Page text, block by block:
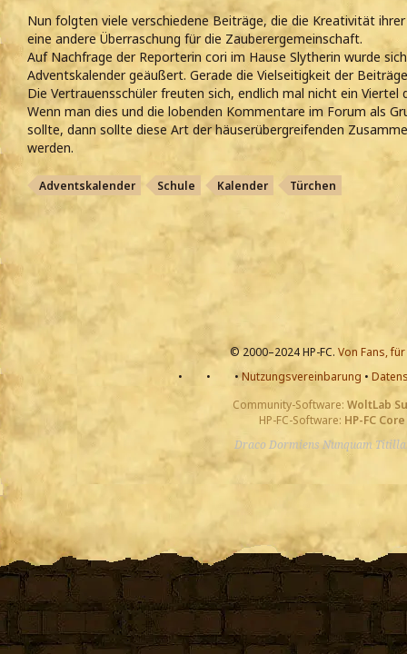
Nun folgten viele verschiedene Beiträge, die die Kreativität
eine andere Überraschung für die Zauberergemeinschaft.
Auf Nachfrage der Reporterin cori im Hause Slytherin wurde
Adventskalender geäußert. Gerade die Vielseitigkeit der
Die Vertrauensschüler freuten sich, endlich mal nicht ein Viertel
Wenn man dies und die lobenden Kommentare im Forum als
sollte, dann sollte diese Art der häuserübergreifenden
werden.
Adventskalender Schule Kalender Türchen
© 2000–2024 HP-FC. Von Fans,
•
• • Nutzungsvereinbarung •
Community-Software: WoltLab
HP-FC-Software: HP-FC Core
Draco Dormiens Nunquam